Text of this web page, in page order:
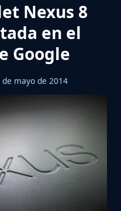
Nexus 8
en el
Google
de mayo de 2014